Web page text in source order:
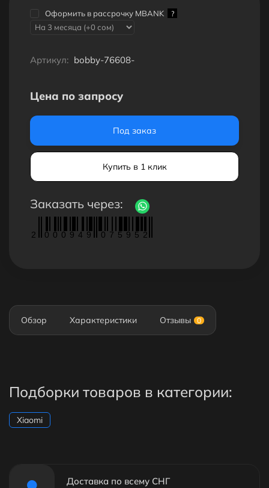
Оформить в рассрочку MBANK ?
Артикул: bobby-76608-
Цена по запросу
Под заказ
Купить в 1 клик
Заказать через:
2 0 0 0 9 4 9 0 7 5 9 5 2
Обзор Характеристики Отзывы 0
Подборки товаров в категории:
Xiaomi
Доставка по всему СНГ